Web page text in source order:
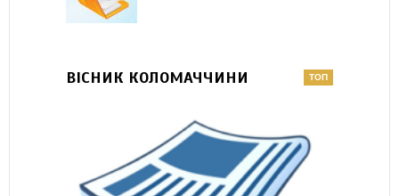
ВІСНИК КОЛОМАЧЧИНИ